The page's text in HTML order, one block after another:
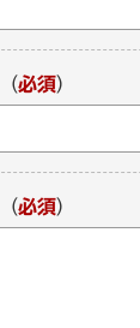
（必須）
（必須）